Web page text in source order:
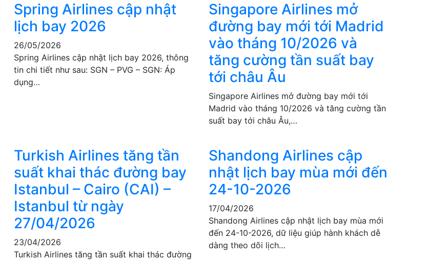
Spring Airlines cập nhật
lịch bay 2026
26/05/2026
Spring Airlines cập nhật lịch bay 2026, thông
tin chi tiết như sau: SGN – PVG – SGN: Áp
dụng…
Singapore Airlines mở
đường bay mới tới Madrid
vào tháng 10/2026 và
tăng cường tần suất bay
tới châu Âu
Singapore Airlines mở đường bay mới tới
Madrid vào tháng 10/2026 và tăng cường tần
suất bay tới châu Âu,…
Turkish Airlines tăng tần
suất khai thác đường bay
Istanbul – Cairo (CAI) –
Istanbul từ ngày
27/04/2026
23/04/2026
Turkish Airlines tăng tần suất khai thác đường
Shandong Airlines cập
nhật lịch bay mùa mới đến
24-10-2026
17/04/2026
Shandong Airlines cập nhật lịch bay mùa mới
đến 24-10-2026, dữ liệu giúp hành khách dễ
dàng theo dõi lịch…